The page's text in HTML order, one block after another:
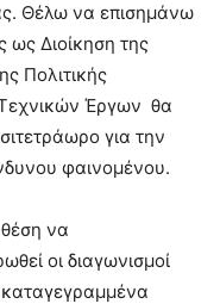
Θέλω να επισημάνω
ως Διοίκηση της
Πολιτικής
Έργων θα
για την
φαινομένου.
να
οι διαγωνισμοί